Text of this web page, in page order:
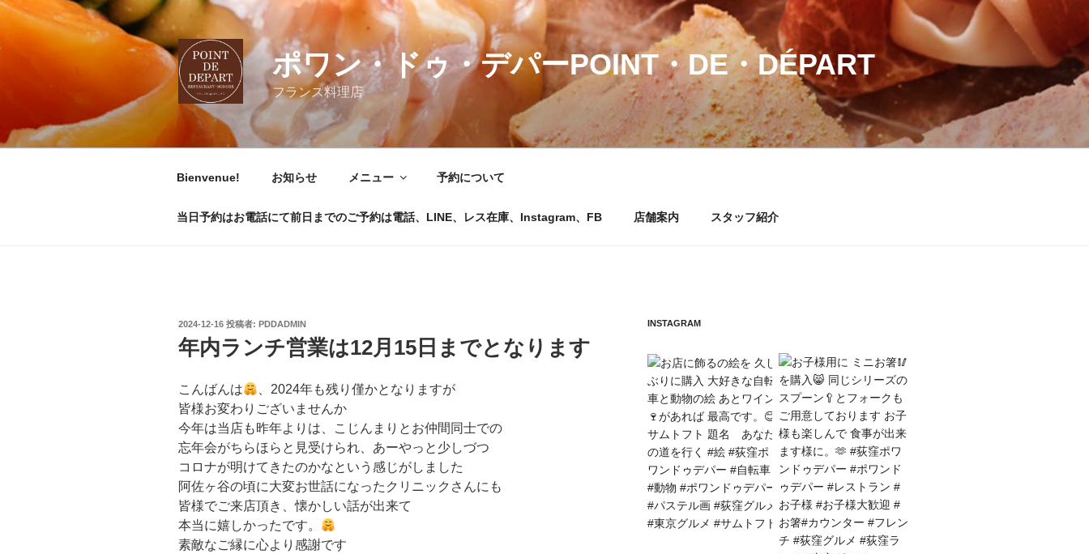
コ
テ
キ
ポワン・ドゥ・デパーPOINT・DE・DÉPART
フランス料理店
Bienvenue! お知らせ メニュー 予約について
当日予約はお電話にて前日までのご予約は電話、LINE、レス在庫、Instagram、FB 店舗案内 スタッフ紹介
投
稿
日:
2024-12-16 投稿者: PDDADMIN
年内ランチ営業は12月15日までとなります
こんばんは
、2024年も残り僅かとなりますが
皆様お変わりございませんか
今年は当店も昨年よりは、こじんまりとお仲間同士での
忘年会がちらほらと見受けられ、あーやっと少しづつ
コロナが明けてきたのかなという感じがしました
阿佐ヶ谷の頃に大変お世話になったクリニックさんにも
皆様でご来店頂き、懐かしい話が出来て
本当に嬉しかったです。
素敵なご縁に心より感謝です
INSTAGRAM